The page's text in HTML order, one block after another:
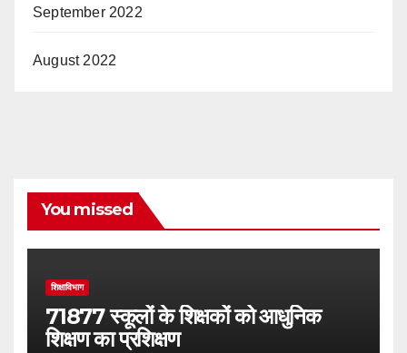
September 2022
August 2022
You missed
शिक्षाविभाग
71877 स्कूलों के शिक्षकों को आधुनिक
शिक्षण का प्रशिक्षण